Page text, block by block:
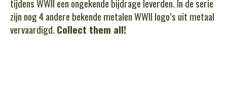
tijdens WWII een ongekende bijdrage leverden. In de serie
zijn nog 4 andere bekende metalen WWII logo’s uit metaal
vervaardigd. Collect them all!